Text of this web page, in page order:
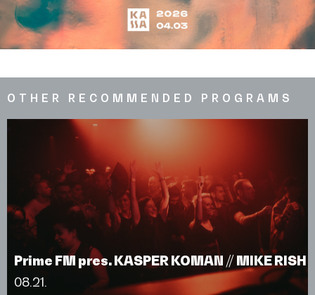
OTHER RECOMMENDED PROGRAMS
Prime FM pres. KASPER KOMAN // MIKE RISH
08.21.